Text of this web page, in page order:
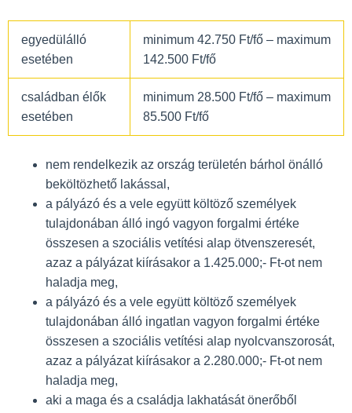
egyedülálló
esetében
minimum 42.750 Ft/fő – maximum
142.500 Ft/fő
családban élők
esetében
minimum 28.500 Ft/fő – maximum
85.500 Ft/fő
nem rendelkezik az ország területén bárhol önálló
beköltözhető lakással,
a pályázó és a vele együtt költöző személyek
tulajdonában álló ingó vagyon forgalmi értéke
összesen a szociális vetítési alap ötvenszeresét,
azaz a pályázat kiírásakor a 1.425.000;- Ft-ot nem
haladja meg,
a pályázó és a vele együtt költöző személyek
tulajdonában álló ingatlan vagyon forgalmi értéke
összesen a szociális vetítési alap nyolcvanszorosát,
azaz a pályázat kiírásakor a 2.280.000;- Ft-ot nem
haladja meg,
aki a maga és a családja lakhatását önerőből